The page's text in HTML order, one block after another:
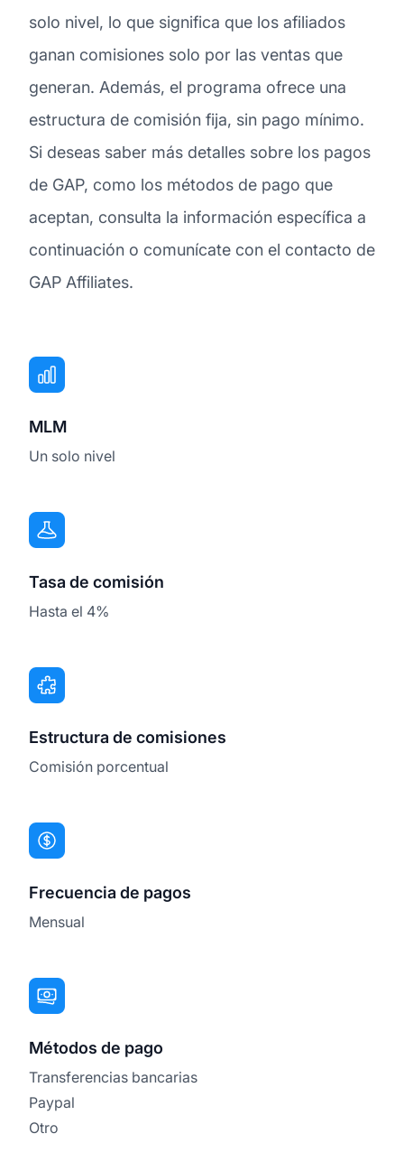
solo nivel, lo que significa que los afiliados
ganan comisiones solo por las ventas que
generan. Además, el programa ofrece una
estructura de comisión fija, sin pago mínimo.
Si deseas saber más detalles sobre los pagos
de GAP, como los métodos de pago que
aceptan, consulta la información específica a
continuación o comunícate con el contacto de
GAP Affiliates.
MLM
Un solo nivel
Tasa de comisión
Hasta el 4%
Estructura de comisiones
Comisión porcentual
Frecuencia de pagos
Mensual
Métodos de pago
Transferencias bancarias
Paypal
Otro